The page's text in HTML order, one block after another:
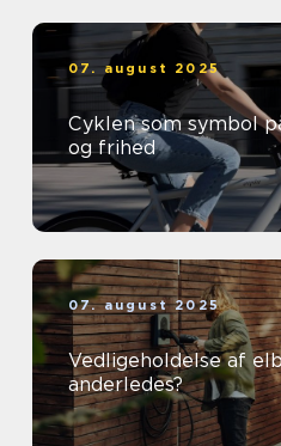
07. august 2025
Cyklen som symbol
og frihed
07. august 2025
Vedligeholdelse af
anderledes?